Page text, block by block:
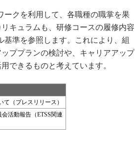
クを利用して、各職種の職掌を果
キュラムも、研修コースの履修内容
基準を参照します。これにより、組
ププランの検討や、キャリアアップ
できるものと考えています。
（プレスリリース）
活動報告（ETSS関連